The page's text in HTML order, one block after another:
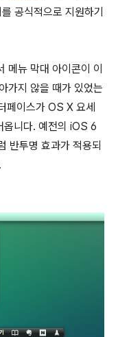
공식적으로 지원하기
메뉴 막대 아이콘이 이
가지 않을 때가 있었는
페이스가 OS X 요세
옵니다. 예전의 iOS 6
반투명 효과가 적용되